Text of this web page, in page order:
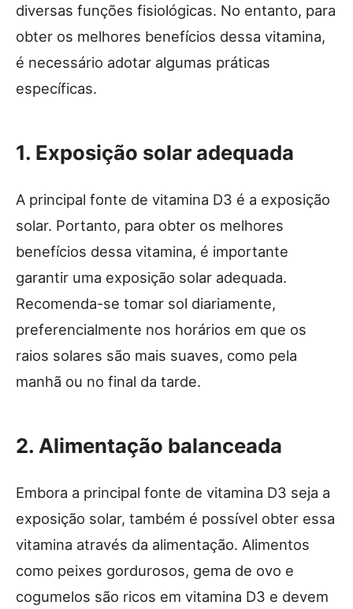
diversas funções fisiológicas. No entanto, para
obter os melhores benefícios dessa vitamina,
é necessário adotar algumas práticas
específicas.
1. Exposição solar adequada
A principal fonte de vitamina D3 é a exposição
solar. Portanto, para obter os melhores
benefícios dessa vitamina, é importante
garantir uma exposição solar adequada.
Recomenda-se tomar sol diariamente,
preferencialmente nos horários em que os
raios solares são mais suaves, como pela
manhã ou no final da tarde.
2. Alimentação balanceada
Embora a principal fonte de vitamina D3 seja a
exposição solar, também é possível obter essa
vitamina através da alimentação. Alimentos
como peixes gordurosos, gema de ovo e
cogumelos são ricos em vitamina D3 e devem